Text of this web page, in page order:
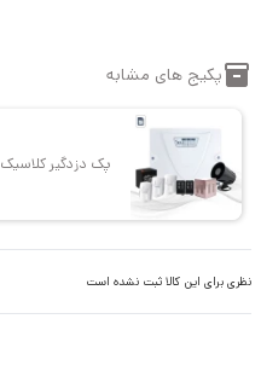
پکیج های مشابه
پک دزدگیر کلاسیک X5 و سه چشمی سیمی
نظری برای این کالا ثبت نشده است